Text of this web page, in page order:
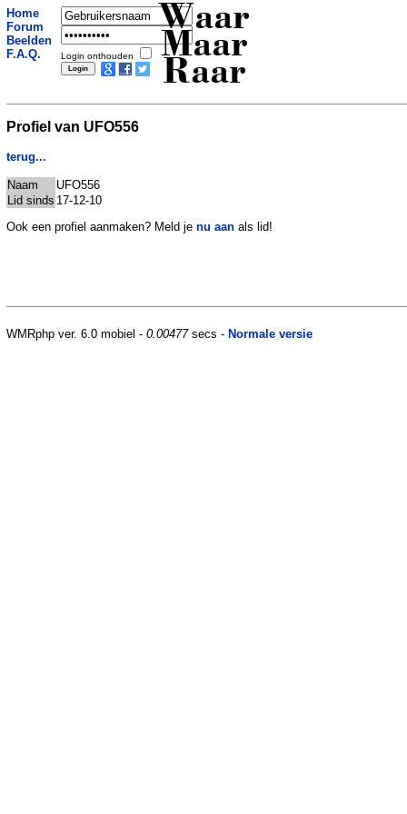
Home
Forum
Beelden
F.A.Q.
Login onthouden
Waar
Maar
Raar
Profiel van UFO556
terug...
Naam
UFO556
Lid sinds 17-12-10
Ook een profiel aanmaken? Meld je nu aan als lid!
WMRphp ver. 6.0 mobiel - 0.00477secs - Normale versie